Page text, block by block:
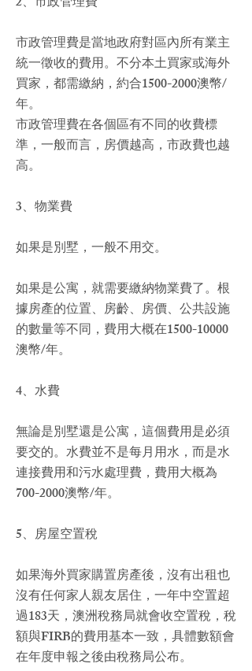
市政管理費是當地政府對區內所有業主
統一徵收的費用。不分本土買家或海外
買家，都需繳納，約合1500-2000澳幣/
年。
市政管理費在各個區有不同的收費標
準，一般而言，房價越高，市政費也越
高。
3、物業費
如果是別墅，一般不用交。
如果是公寓，就需要繳納物業費了。根
據房產的位置、房齡、房價、公共設施
的數量等不同，費用大概在1500-10000
澳幣/年。
4、水費
無論是別墅還是公寓，這個費用是必須
要交的。水費並不是每月用水，而是水
連接費用和污水處理費，費用大概為
700-2000澳幣/年。
5、房屋空置稅
如果海外買家購置房產後，沒有出租也
沒有任何家人親友居住，一年中空置超
過183天， 澳洲稅務局就會收空置稅，稅
額與FIRB的費用基本一致，具體數額會
在年度申報之後由稅務局公布。